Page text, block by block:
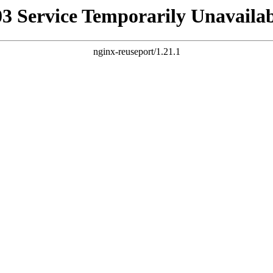
Service Temporarily
nginx-reuseport/1.21.1